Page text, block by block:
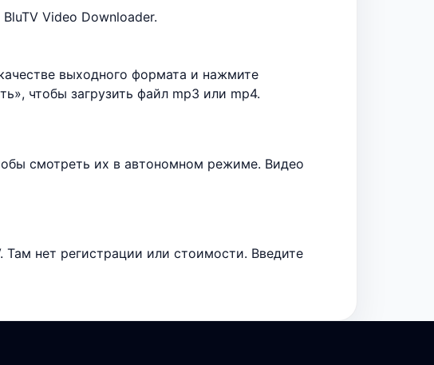
Video Downloader.
выходного формата и нажмите
чтобы загрузить файл mp3 или mp4.
смотреть их в автономном режиме. Видео
Там нет регистрации или стоимости. Введите